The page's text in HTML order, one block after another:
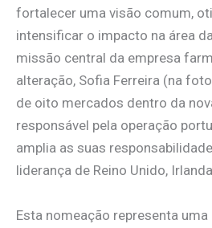
fortalecer uma visão comum,
intensificar o impacto na área
missão central da empresa
alteração, Sofia Ferreira (na
de oito mercados dentro da
responsável pela operação
amplia as suas
liderança de Reino Unido,
Esta nomeação representa